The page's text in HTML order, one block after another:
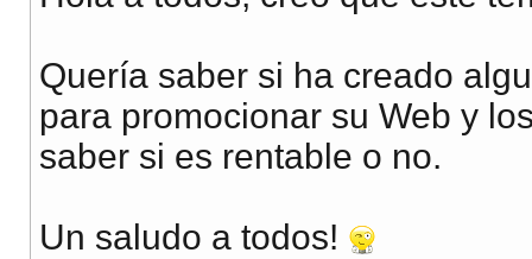
Quería saber si ha creado
para promocionar su Web y
saber si es rentable o no.
Un saludo a todos!